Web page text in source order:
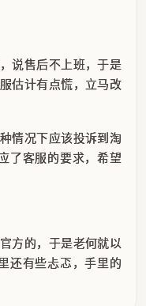
说售后不上班，于是
估计有点慌，立马改
情况下应该投诉到淘
了客服的要求，希望
方的，于是老何就以
还有些忐忑，手里的